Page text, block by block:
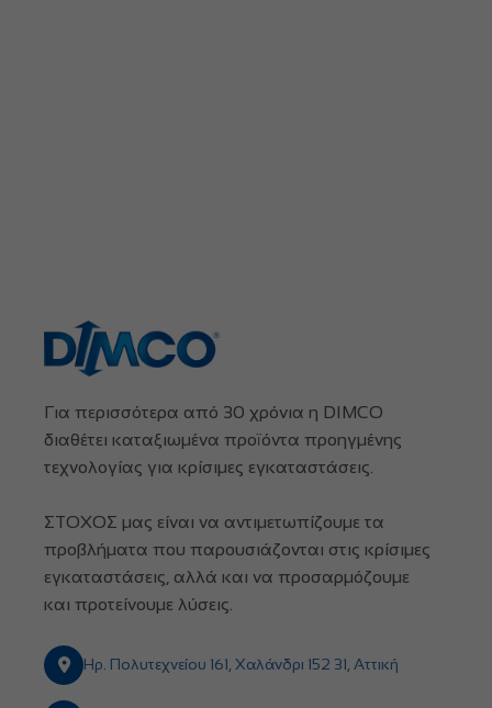
Για περισσότερα από 30 χρόνια η DIMCO
διαθέτει καταξιωμένα προϊόντα προηγμένης
τεχνολογίας για κρίσιμες εγκαταστάσεις.
ΣΤΟΧΟΣ μας είναι να αντιμετωπίζουμε τα
προβλήματα που παρουσιάζονται στις κρίσιμες
εγκαταστάσεις, αλλά και να προσαρμόζουμε
και προτείνουμε λύσεις.
Ηρ. Πολυτεχνείου 161, Χαλάνδρι 152 31, Αττική